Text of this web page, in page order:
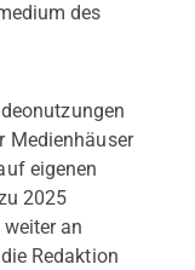
des
Medienhäuser
eigenen
2025
an
Redaktion